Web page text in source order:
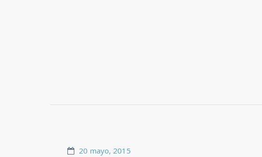
20 mayo, 2015